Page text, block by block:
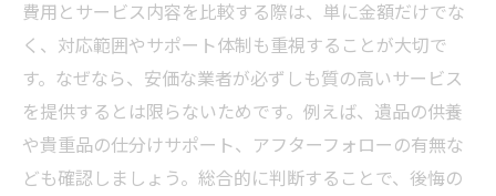
費用とサービス内容を比較する際は、単に金額だけでな
く、対応範囲やサポート体制も重視することが大切で
す。なぜなら、安価な業者が必ずしも質の高いサービス
を提供するとは限らないためです。例えば、遺品の供養
や貴重品の仕分けサポート、アフターフォローの有無な
ども確認しましょう。総合的に判断することで、後悔の